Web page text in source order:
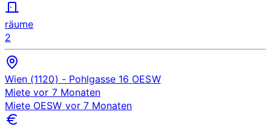
räume
2
Wien (1120) - Pohlgasse 16 OESW
Miete vor 7 Monaten
Miete OESW vor 7 Monaten